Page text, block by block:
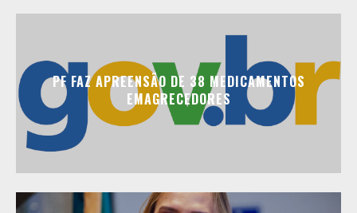
PF FAZ APREENSÃO DE 38 MEDICAMENTOS
EMAGRECEDORES